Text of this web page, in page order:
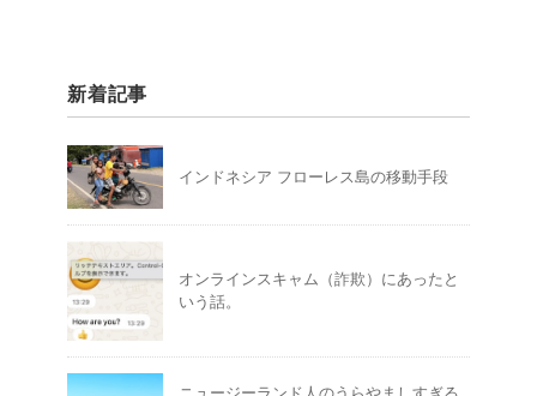
新着記事
インドネシア フローレス島の移動手段
オンラインスキャム（詐欺）にあったと
いう話。